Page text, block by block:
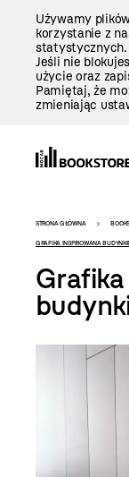
Używamy
korzystanie z
statystycznych.
Jeśli nie
użycie oraz
Pamiętaj, że
zmieniając
-
szablon
STRONA GŁÓWNA
GRAFIKA INSPIROWANA